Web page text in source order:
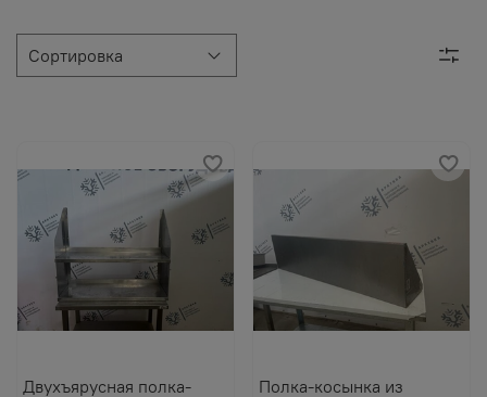
Двухъярусная полка-
Полка-косынка из